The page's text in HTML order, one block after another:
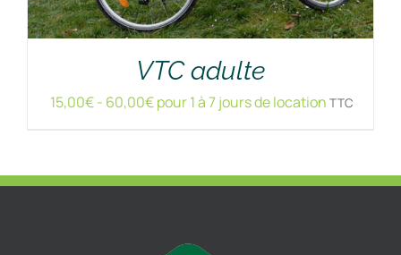
VTC adulte
15,00€- 60,00€pour 1 à 7 jours de location TTC